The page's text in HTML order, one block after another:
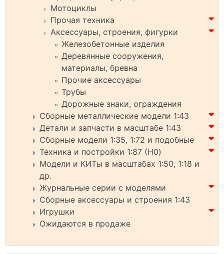
Мотоциклы
Прочая техника
Аксессуары, строения, фигурки
Железобетонные изделия
Деревянные сооружения,
материалы, бревна
Прочие аксессуары
Трубы
Дорожные знаки, ограждения
Сборные металлические модели 1:43
Детали и запчасти в масштабе 1:43
Сборные модели 1:35, 1:72 и подобные
Техника и постройки 1:87 (H0)
Модели и КИТы в масштабах 1:50, 1:18 и
др.
Журнальные серии с моделями
Сборные аксессуары и строения 1:43
Игрушки
Ожидаются в продаже